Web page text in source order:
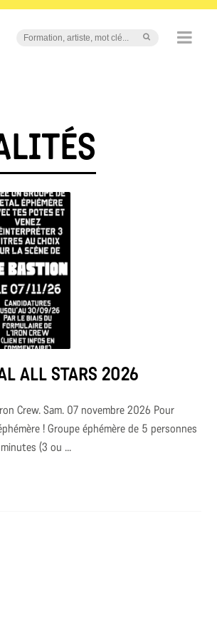
ALL STARS 2026
Crew. Sam. 07 novembre 2026 Pour
! Groupe éphémère de 5 personnes
(3 ou ...